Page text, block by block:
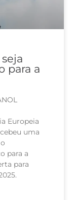
para a
Europeia
uma
para a
para